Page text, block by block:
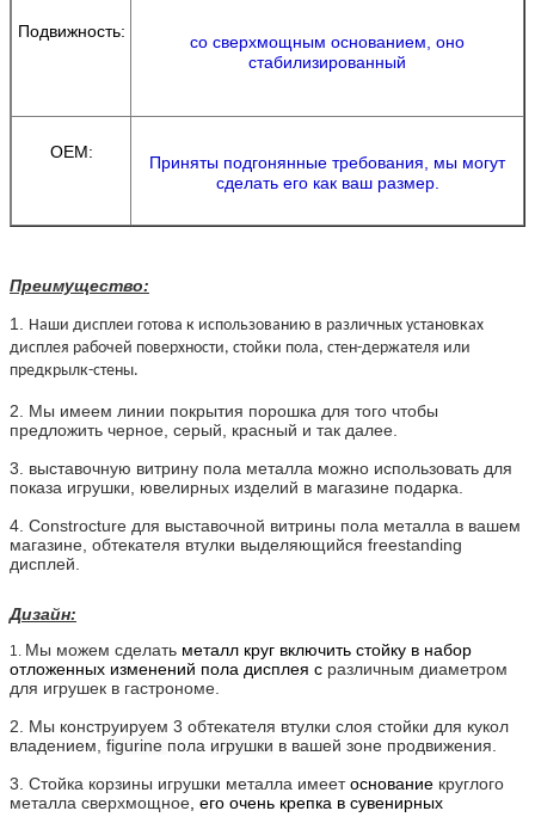
Подвижность:
со сверхмощным основанием, оно
стабилизированный
OEM:
Приняты подгонянные требования, мы могут
сделать его как ваш размер.
Преимущество:
1.
Наши дисплеи готова к использованию в различных установках
дисплея рабочей поверхности, стойки пола, стен-держателя или
предкрылк-стены.
2. Мы имеем линии покрытия порошка для того чтобы
предложить черное, серый, красный и так далее.
3. выставочную витрину пола металла можно использовать для
показа игрушки, ювелирных изделий в магазине подарка.
4. Constrocture для выставочной витрины пола металла в вашем
магазине, обтекателя втулки выделяющийся freestanding
дисплей.
Дизайн:
1. Мы можем сделать металл круг включить стойку в набор
отложенных изменений пола дисплея с различным диаметром
для игрушек в гастрономе.
2. Мы конструируем 3 обтекателя втулки слоя стойки для кукол
владением, figurine пола игрушки в вашей зоне продвижения.
3. Стойка корзины игрушки металла имеет основание круглого
металла сверхмощное , его очень крепка в сувенирных